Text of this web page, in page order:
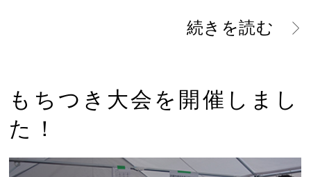
続きを読む
もちつき大会を開催しまし
た！